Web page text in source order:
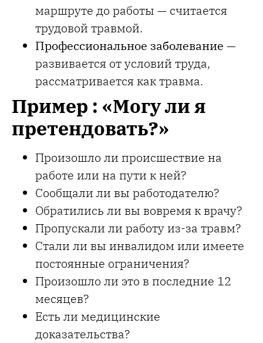
маршруте до работы — считается
трудовой травмой.
Профессиональное заболевание —
развивается от условий труда,
рассматривается как травма.
Пример : «Могу ли я
претендовать?»
Произошло ли происшествие на
работе или на пути к ней?
Сообщали ли вы работодателю?
Обратились ли вы вовремя к врачу?
Пропускали ли работу из-за травм?
Стали ли вы инвалидом или имеете
постоянные ограничения?
Произошло ли это в последние 12
месяцев?
Есть ли медицинские
доказательства?